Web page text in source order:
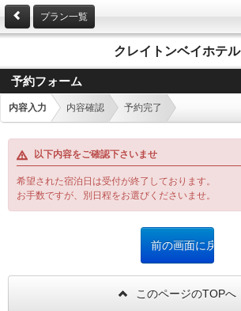
プラン一覧
クレイトンベイホテル
予約フォーム
内容入力 内容確認 予約完了
以下内容をご確認下さいませ
希望された宿泊日は受付が終了しております。
お手数ですが、別日程をお選びくださいませ。
このページのTOPへ